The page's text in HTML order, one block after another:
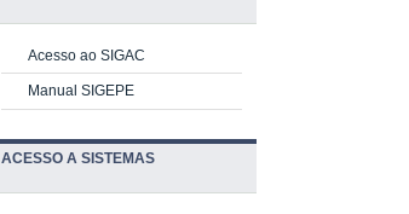
Acesso ao SIGAC
Manual SIGEPE
ACESSO A SISTEMAS